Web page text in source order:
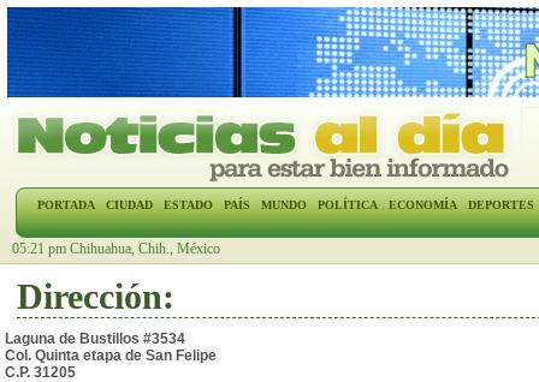
PORTADA CIUDAD ESTADO PAÍS MUNDO POLÍTICA ECONOMÍA DEPORTES
05:21 pm Chihuahua, Chih., México
Dirección:
Laguna de Bustillos #3534
Col. Quinta etapa de San Felipe
C.P. 31205